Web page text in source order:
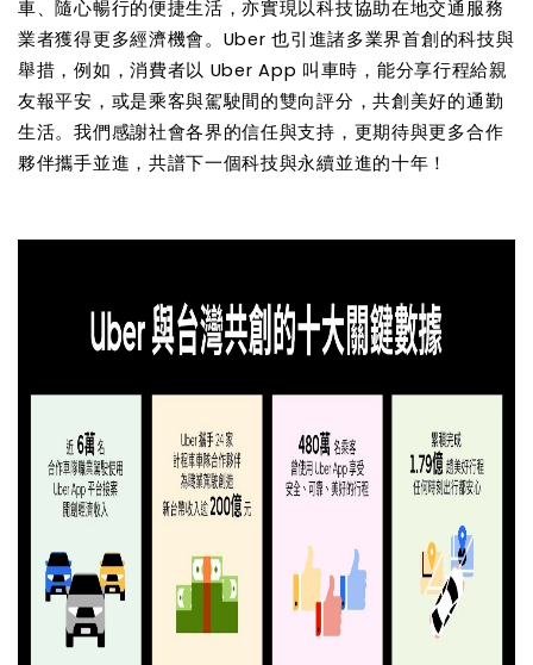
車、隨心暢行的便捷生活，亦實現以科技協助在地交通服務
業者獲得更多經濟機會。Uber 也引進諸多業界首創的科技與
舉措，例如，消費者以 Uber App 叫車時，能分享行程給親
友報平安，或是乘客與駕駛間的雙向評分，共創美好的通勤
生活。我們感謝社會各界的信任與支持，更期待與更多合作
夥伴攜手並進，共譜下一個科技與永續並進的十年！